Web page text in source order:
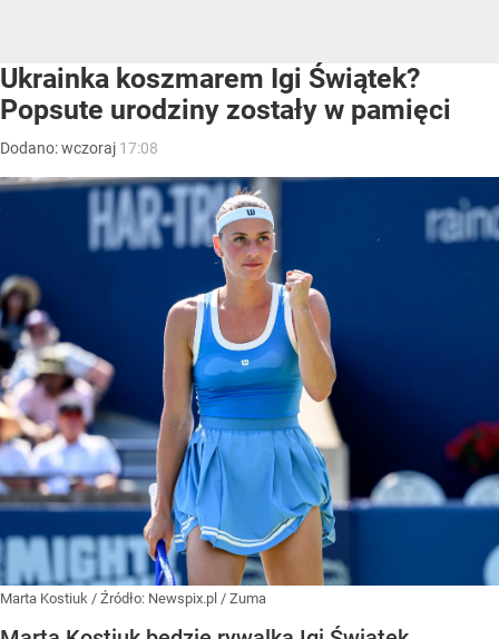
Ukrainka koszmarem Igi Świątek?
Popsute urodziny zostały w pamięci
Dodano:wczoraj 17:08
Marta Kostiuk / Źródło: Newspix.pl / Zuma